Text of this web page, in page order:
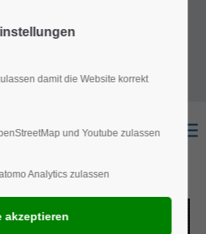
damit die Website korrekt
und Youtube zulassen
Analytics zulassen